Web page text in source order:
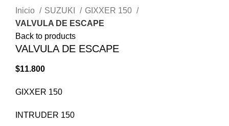
Inicio
SUZUKI
GIXXER 150
VALVULA DE ESCAPE
Back to products
VALVULA DE ESCAPE
$11.800
GIXXER 150
INTRUDER 150